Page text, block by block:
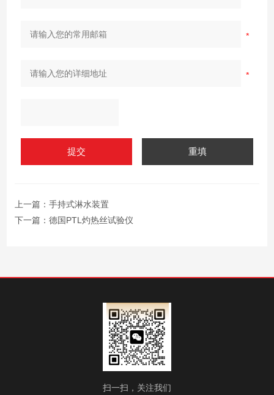
上一篇： 手持式淋水装置
下一篇： 德国PTL灼热丝试验仪
扫一扫，关注我们